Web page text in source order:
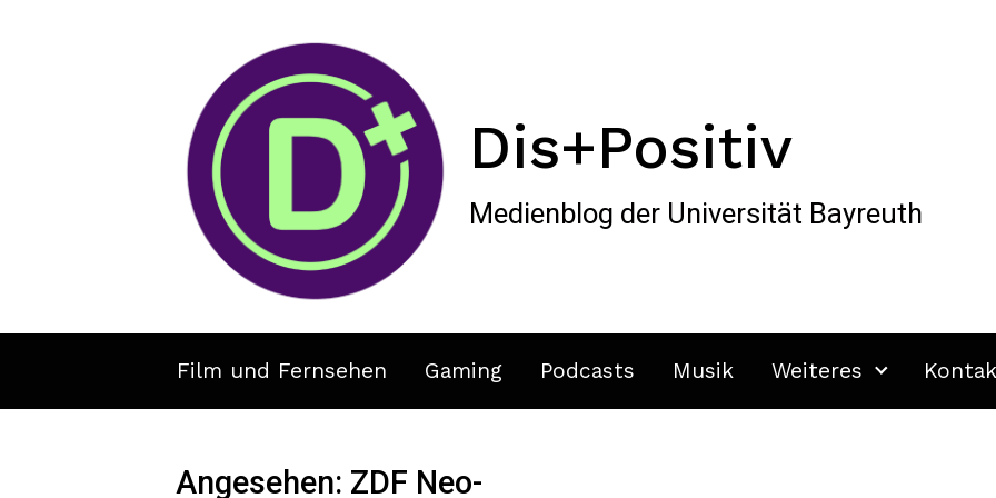
Dis+Positiv
Medienblog der Universität Bayreuth
Film und Fernsehen Gaming Podcasts Musik Weiteres
Angesehen: ZDF Neo-